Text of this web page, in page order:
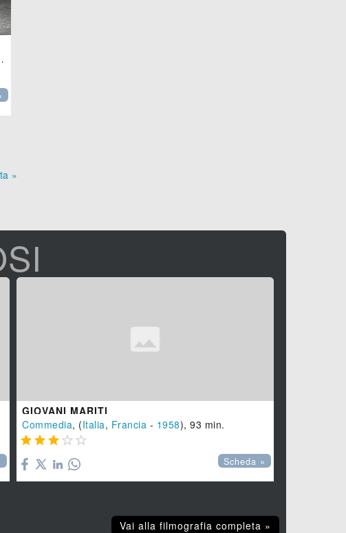
»
GIOVANI MARITI
Commedia, (Italia, Francia - 1958), 93 min.
    
Scheda »
Vai alla filmografia completa »